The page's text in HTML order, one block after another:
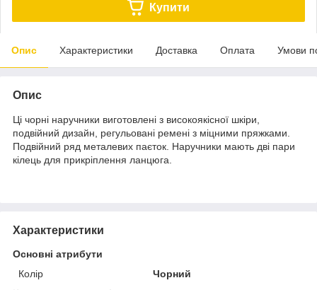
Купити
Опис Характеристики Доставка Оплата Умови
Опис
Ці чорні наручники виготовлені з високоякісної шкіри,
подвійний дизайн, регульовані ремені з міцними пряжками.
Подвійний ряд металевих паєток. Наручники мають дві пари
кілець для прикріплення ланцюга.
Характеристики
Основні атрибути
Колір
Чорний